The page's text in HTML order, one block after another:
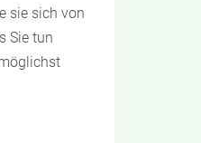
sie sich von
Sie tun